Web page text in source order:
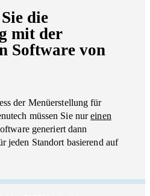
die
mit der
Software von
der Menüerstellung für
müssen Sie nureinen
generiert dann
jeden Standort basierend auf